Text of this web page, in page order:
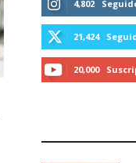
4,802
21,424
20,000